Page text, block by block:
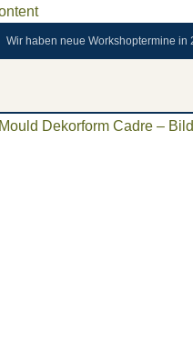
Wir haben neue Workshoptermine in